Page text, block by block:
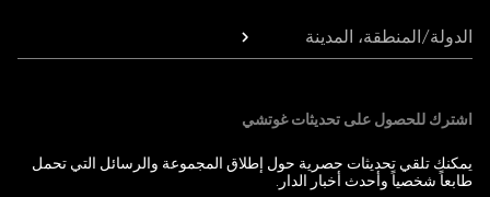
الدولة/المنطقة، المدينة
اشترك للحصول على تحديثات غوتشي
يمكنك تلقي تحديثات حصرية حول إطلاق المجموعة والرسائل التي تحمل
طابعاً شخصياً وأحدث أخبار الدار.